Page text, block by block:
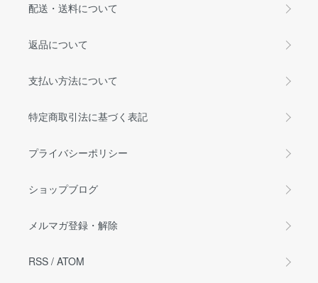
配送・送料について
返品について
支払い方法について
特定商取引法に基づく表記
プライバシーポリシー
ショップブログ
メルマガ登録・解除
RSS / ATOM